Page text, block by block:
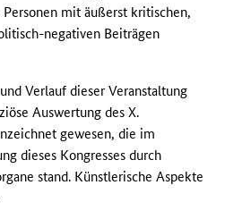
mit äußerst kritischen,
negativen Beiträgen
Verlauf dieser Veranstaltung
Auswertung des X.
gewesen, die im
dieses Kongresses durch
stand. Künstlerische Aspekte